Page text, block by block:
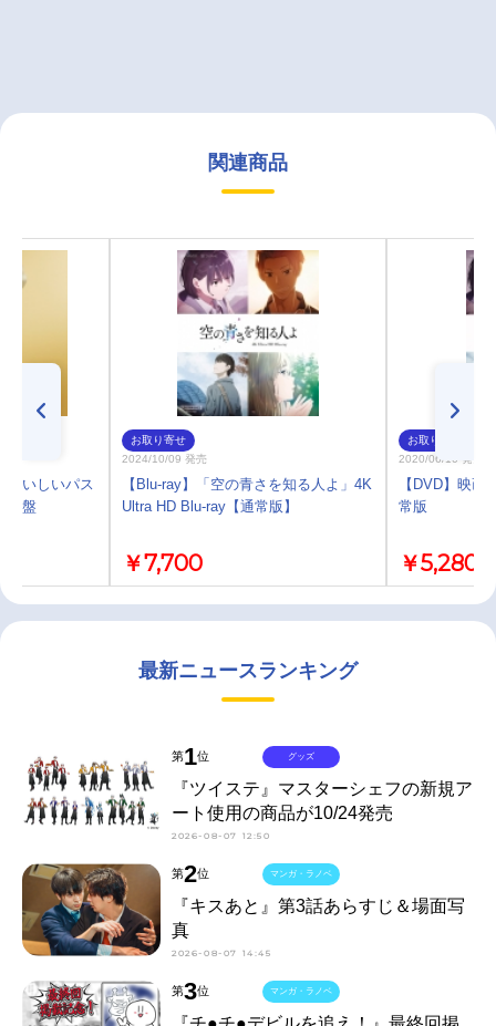
関連商品
おいしいパス
定盤
お取り寄せ
2024/10/09 発売
【Blu-ray】「空の青さを知る人よ」4K
Ultra HD Blu-ray【通常版】
￥7,700
お取り寄せ
2020/06/10 発売
【DVD】映
常版
￥5,280
最新ニュースランキング
第1位
『ツイステ』マスターシェフの新規ア
ート使用の商品が10/24発売
2026-08-07 12:50
グッズ
第2位
『キスあと』第3話あらすじ＆場面写
真
2026-08-07 14:45
マンガ・ラノベ
第3位 マンガ・ラノベ